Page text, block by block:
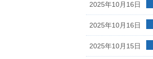
2025年10月16日
2025年10月16日
2025年10月15日